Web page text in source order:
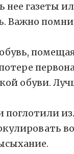
газеты
обуви.
поглотили